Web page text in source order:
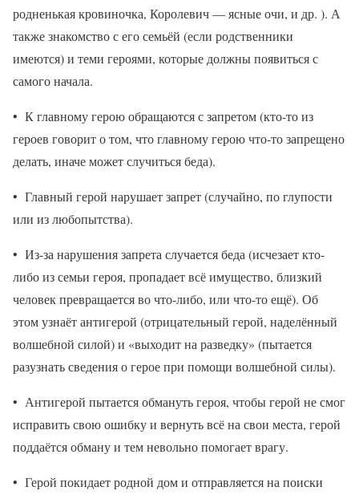
родненькая кровиночка, Королевич — ясные очи, и др. ). А
также знакомство с его семьёй (если родственники
имеются) и теми героями, которые должны появиться с
самого начала.
• К главному герою обращаются с запретом (кто-то из
героев говорит о том, что главному герою что-то запрещено
делать, иначе может случиться беда).
• Главный герой нарушает запрет (случайно, по глупости
или из любопытства).
• Из-за нарушения запрета случается беда (исчезает кто-
либо из семьи героя, пропадает всё имущество, близкий
человек превращается во что-либо, или что-то ещё). Об
этом узнаёт антигерой (отрицательный герой, наделённый
волшебной силой) и «выходит на разведку» (пытается
разузнать сведения о герое при помощи волшебной силы).
• Антигерой пытается обмануть героя, чтобы герой не смог
исправить свою ошибку и вернуть всё на свои места, герой
поддаётся обману и тем невольно помогает врагу.
• Герой покидает родной дом и отправляется на поиски